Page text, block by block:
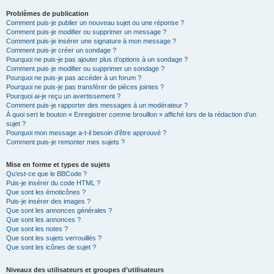
Problèmes de publication
Comment puis-je publier un nouveau sujet ou une réponse ?
Comment puis-je modifier ou supprimer un message ?
Comment puis-je insérer une signature à mon message ?
Comment puis-je créer un sondage ?
Pourquoi ne puis-je pas ajouter plus d’options à un sondage ?
Comment puis-je modifier ou supprimer un sondage ?
Pourquoi ne puis-je pas accéder à un forum ?
Pourquoi ne puis-je pas transférer de pièces jointes ?
Pourquoi ai-je reçu un avertissement ?
Comment puis-je rapporter des messages à un modérateur ?
À quoi sert le bouton « Enregistrer comme brouillon » affiché lors de la rédaction d’un
sujet ?
Pourquoi mon message a-t-il besoin d’être approuvé ?
Comment puis-je remonter mes sujets ?
Mise en forme et types de sujets
Qu’est-ce que le BBCode ?
Puis-je insérer du code HTML ?
Que sont les émoticônes ?
Puis-je insérer des images ?
Que sont les annonces générales ?
Que sont les annonces ?
Que sont les notes ?
Que sont les sujets verrouillés ?
Que sont les icônes de sujet ?
Niveaux des utilisateurs et groupes d’utilisateurs